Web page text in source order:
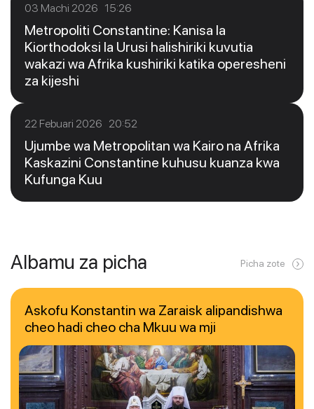
03 Machi 2026 15:26
Metropoliti Constantine: Kanisa la
Kiorthodoksi la Urusi halishiriki kuvutia
wakazi wa Afrika kushiriki katika operesheni
za kijeshi
22 Febuari 2026 20:52
Ujumbe wa Metropolitan wa Kairo na Afrika
Kaskazini Constantine kuhusu kuanza kwa
Kufunga Kuu
Albamu za picha Picha zote
Askofu Konstantin wa Zaraisk alipandishwa
cheo hadi cheo cha Mkuu wa mji